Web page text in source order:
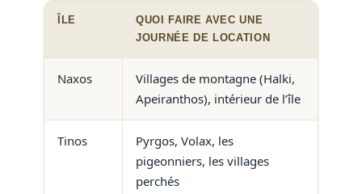
ÎLE
QUOI FAIRE AVEC UNE
JOURNÉE DE LOCATION
Naxos
Villages de montagne (Halki,
Apeiranthos), intérieur de l’île
Tinos
Pyrgos, Volax, les
pigeonniers, les villages
perchés